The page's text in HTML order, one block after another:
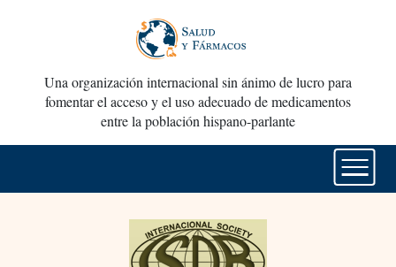
Una organización internacional sin ánimo de lucro para
fomentar el acceso y el uso adecuado de medicamentos
entre la población hispano-parlante